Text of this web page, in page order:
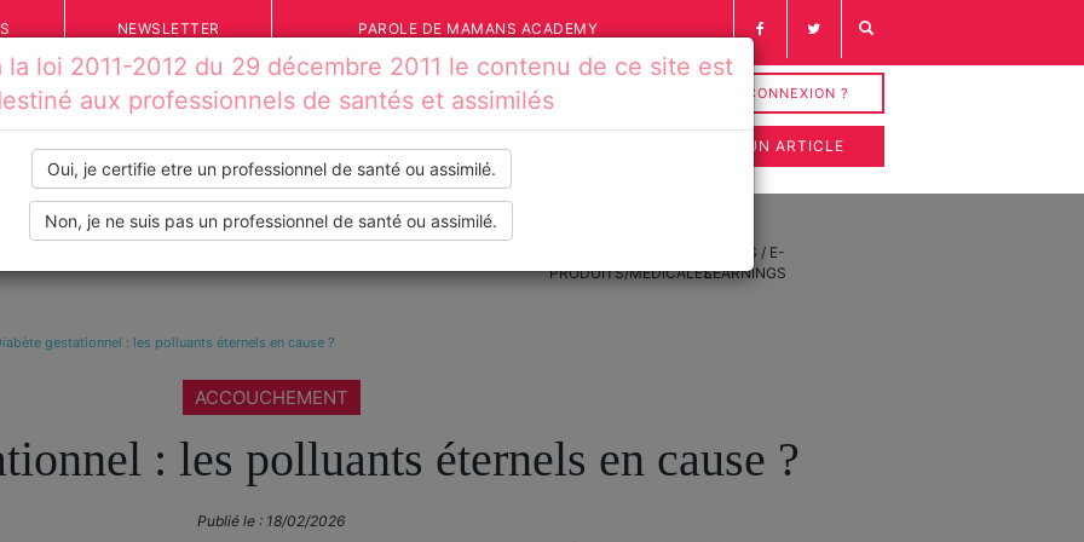
NEWSLETTER PAROLE DE MAMANS ACADEMY
INSCRIPTION / CONNEXION ?
SOUMETTRE UN ARTICLE
PRODUITS/MÉDICALES
VIDÉOS / E-
LEARNINGS
gestationnel : les polluants éternels en cause ?
ACCOUCHEMENT
: les polluants éternels en cause ?
Publié le : 18/02/2026
loi 2011-2012 du 29 décembre 2011 le contenu de ce site est
aux professionnels de santés et assimilés
Oui, je certifie etre un professionnel de santé ou assimilé.
Non, je ne suis pas un professionnel de santé ou assimilé.